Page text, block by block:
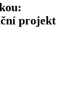
projekt